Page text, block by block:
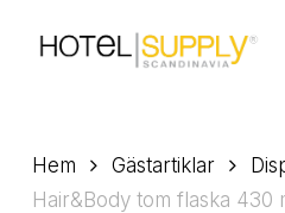
Hem Gästartiklar
Hair&Body tom flaska 430